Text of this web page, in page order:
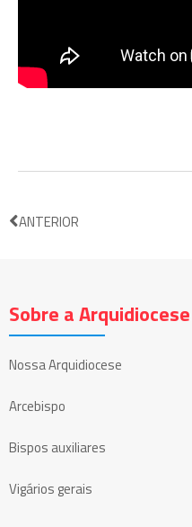
ANTERIOR
Sobre a Arquidiocese
Nossa Arquidiocese
Arcebispo
Bispos auxiliares
Vigários gerais